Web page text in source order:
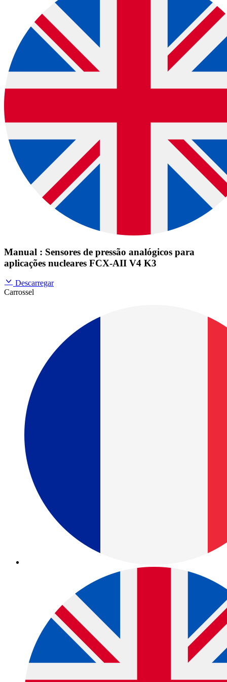
Manual : Sensores de pressão analógicos para
aplicações nucleares FCX-AII V4 K3
Descarregar
Carrossel